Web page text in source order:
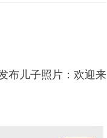
布儿子照片：欢迎来